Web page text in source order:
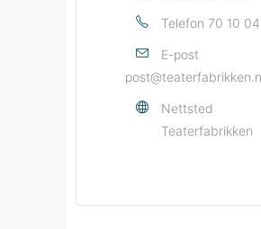
Telefon 70 10
E-post
Nettsted
Teaterfabrikken